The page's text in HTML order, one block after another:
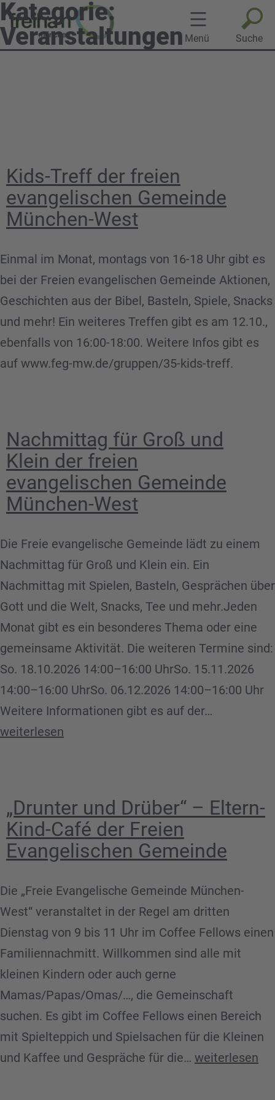
Menü Suche
Kategorie:
Veranstaltungen
Kids-Treff der freien
evangelischen Gemeinde
München-West
Einmal im Monat, montags von 16-18 Uhr gibt es
bei der Freien evangelischen Gemeinde Aktionen,
Geschichten aus der Bibel, Basteln, Spiele, Snacks
und mehr! Ein weiteres Treffen gibt es am 12.10.,
ebenfalls von 16:00-18:00. Weitere Infos gibt es
auf www.feg-mw.de/gruppen/35-kids-treff.
Nachmittag für Groß und
Klein der freien
evangelischen Gemeinde
München-West
Die Freie evangelische Gemeinde lädt zu einem
Nachmittag für Groß und Klein ein. Ein
Nachmittag mit Spielen, Basteln, Gesprächen über
Gott und die Welt, Snacks, Tee und mehr.Jeden
Monat gibt es ein besonderes Thema oder eine
gemeinsame Aktivität. Die weiteren Termine sind:
So. 18.10.2026 14:00–16:00 UhrSo. 15.11.2026
14:00–16:00 UhrSo. 06.12.2026 14:00–16:00 Uhr
Weitere Informationen gibt es auf der…
der
München-
West
weiterlesen
„Drunter und Drüber“ – Eltern-
Kind-Café der Freien
Evangelischen Gemeinde
Die „Freie Evangelische Gemeinde München-
West“ veranstaltet in der Regel am dritten
Dienstag von 9 bis 11 Uhr im Coffee Fellows einen
Familiennachmitt. Willkommen sind alle mit
kleinen Kindern oder auch gerne
Mamas/Papas/Omas/…, die Gemeinschaft
suchen. Es gibt im Coffee Fellows einen Bereich
mit Spielteppich und Spielsachen für die Kleinen
und Kaffee und Gespräche für die… „Drunter
weiterlesen